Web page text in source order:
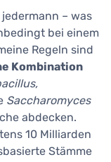
– was
bei einem
Regeln sind
Kombination
Saccharomyces
abdecken.
10 Milliarden
Stämme